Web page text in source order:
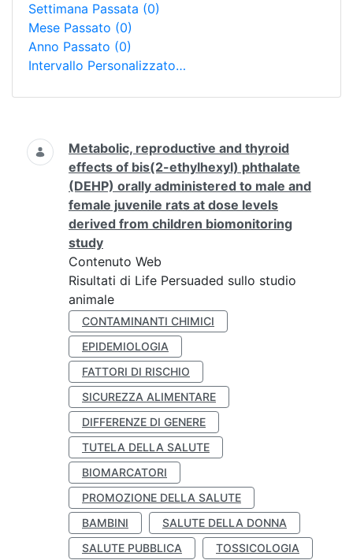
Settimana Passata (0)
Mese Passato (0)
Anno Passato (0)
Intervallo Personalizzato…
Ricerca
Metabolic, reproductive and thyroid
effects of bis(2-ethylhexyl) phthalate
(DEHP) orally administered to male and
female juvenile rats at dose levels
derived from children biomonitoring
study
Contenuto Web
Risultati di Life Persuaded sullo studio
animale
CONTAMINANTI CHIMICI
EPIDEMIOLOGIA
FATTORI DI RISCHIO
SICUREZZA ALIMENTARE
DIFFERENZE DI GENERE
TUTELA DELLA SALUTE
BIOMARCATORI
PROMOZIONE DELLA SALUTE
BAMBINI
SALUTE DELLA DONNA
SALUTE PUBBLICA
TOSSICOLOGIA